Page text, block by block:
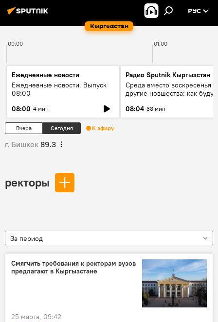
Кыргызстан
РУС
00:00 01:00
Ежедневные новости
Ежедневные новости. Выпуск
08:00
08:00 4 мин
Радио Sputnik Кыргызстан
Среда вместо воскресенья и
другие новшества: как будут
08:04 38 мин
Вчера Сегодня К эфиру
г. Бишкек 89.3
ректоры
За период
Смягчить требования к ректорам вузов
предлагают в Кыргызстане
25 марта, 09:42